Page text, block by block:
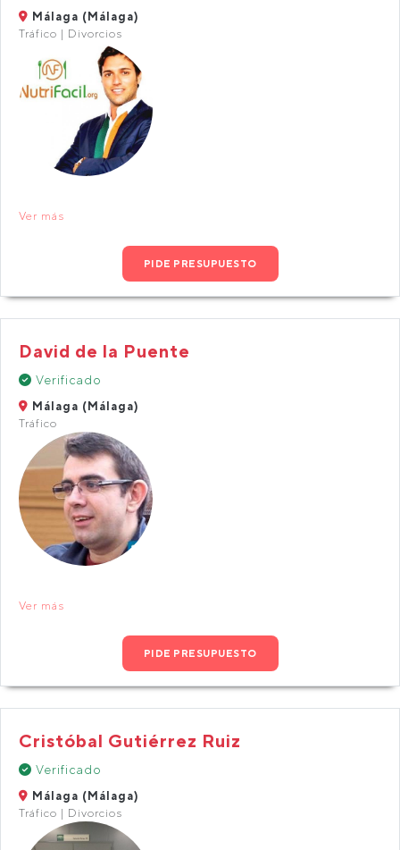
Málaga (Málaga)
Tráfico | Divorcios
Ver más
PIDE PRESUPUESTO
David de la Puente
Verificado
Málaga (Málaga)
Tráfico
Ver más
PIDE PRESUPUESTO
Cristóbal Gutiérrez Ruiz
Verificado
Málaga (Málaga)
Tráfico | Divorcios